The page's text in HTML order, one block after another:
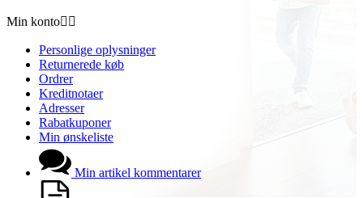
Min konto 
Personlige oplysninger
Returnerede køb
Ordrer
Kreditnotaer
Adresser
Rabatkuponer
Min ønskeliste
Min artikel kommentarer